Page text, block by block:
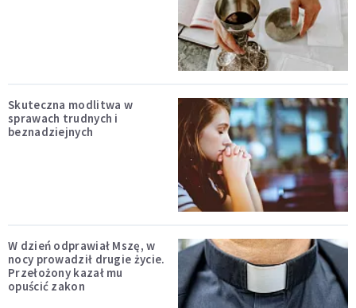
Skuteczna modlitwa w
sprawach trudnych i
beznadziejnych
W dzień odprawiał Mszę, w
nocy prowadził drugie życie.
Przełożony kazał mu
opuścić zakon